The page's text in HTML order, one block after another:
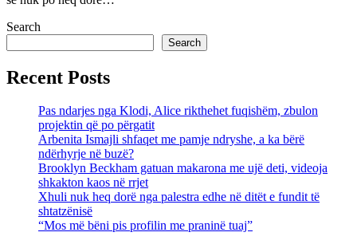
Search
Search
Recent Posts
Pas ndarjes nga Klodi, Alice rikthehet fuqishëm, zbulon
projektin që po përgatit
Arbenita Ismajli shfaqet me pamje ndryshe, a ka bërë
ndërhyrje në buzë?
Brooklyn Beckham gatuan makarona me ujë deti, videoja
shkakton kaos në rrjet
Xhuli nuk heq dorë nga palestra edhe në ditët e fundit të
shtatzënisë
“Mos më bëni pis profilin me praninë tuaj”